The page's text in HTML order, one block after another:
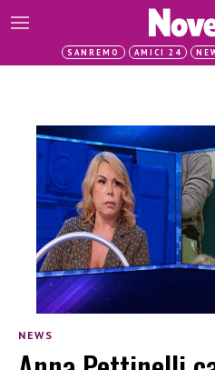
SANREMO AMICI 24
NEWS